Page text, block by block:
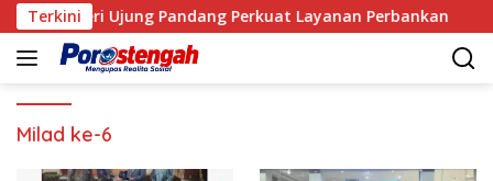
Langsung
ke
konten
Terkini
Negeri Ujung Pandang Perkuat Layanan Perbankan
Milad ke-6